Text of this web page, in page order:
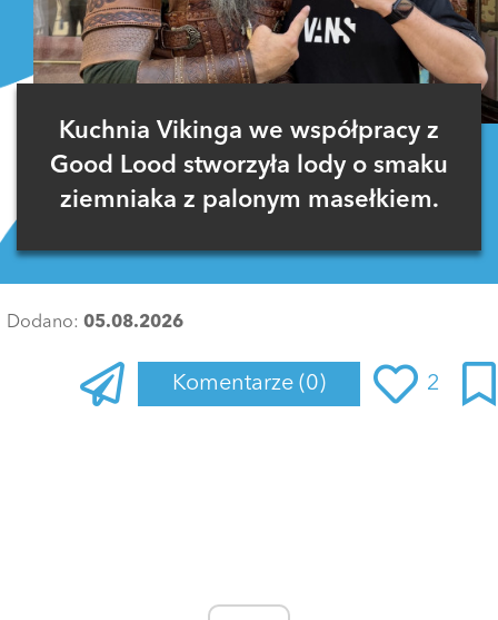
Kuchnia Vikinga we współpracy z
Good Lood stworzyła lody o smaku
ziemniaka z palonym masełkiem.
Dodano: 05.08.2026
Komentarze (0) 2